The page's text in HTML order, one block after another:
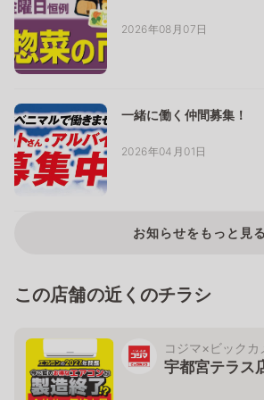
2026年08月07日
一緒に働く仲間募集！
2026年04月01日
お知らせをもっと見る
この店舗の近くのチラシ
コジマ×ビックカ
宇都宮テラス